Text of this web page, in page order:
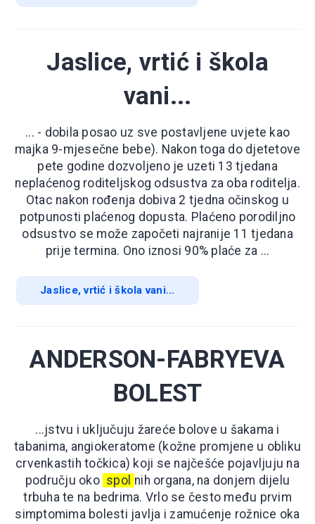
Jaslice, vrtić i škola
vani...
... - dobila posao uz sve postavljene uvjete kao
majka 9-mjesečne bebe). Nakon toga do djetetove
pete godine dozvoljeno je uzeti 13 tjedana
neplaćenog roditeljskog odsustva za oba roditelja.
Otac nakon rođenja dobiva 2 tjedna očinskog u
potpunosti plaćenog dopusta. Plaćeno porodiljno
odsustvo se može započeti najranije 11 tjedana
prije termina. Ono iznosi 90% plaće za ...
Jaslice, vrtić i škola vani...
ANDERSON-FABRYEVA
BOLEST
...jstvu i uključuju žareće bolove u šakama i
tabanima, angiokeratome (kožne promjene u obliku
crvenkastih točkica) koji se najčešće pojavljuju na
području oko spol nih organa, na donjem dijelu
trbuha te na bedrima. Vrlo se često među prvim
simptomima bolesti javlja i zamućenje rožnice oka